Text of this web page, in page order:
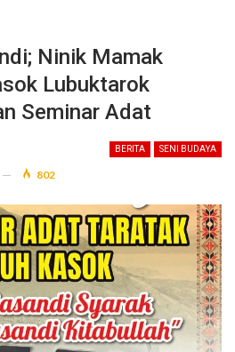
Ninik Mamak
Lubuktarok
Seminar Adat
BERITA SENI BUDAYA
802